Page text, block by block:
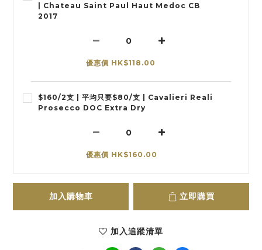
| Chateau Saint Paul Haut Medoc CB
2017
優惠價 HK$118.00
$160/2支 | 平均只要$80/支 | Cavalieri Reali
Prosecco DOC Extra Dry
優惠價 HK$160.00
加入購物車 立即購買
加入追蹤清單